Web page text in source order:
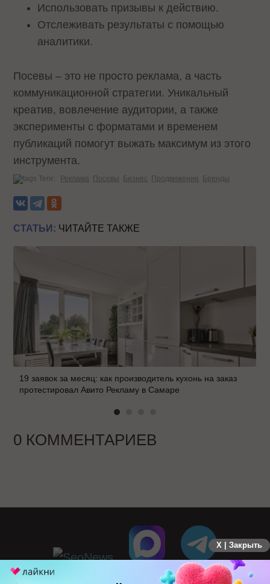
Использовать призывы к действию.
Отслеживать результаты с помощью
аналитики.
Посевы – это не просто реклама, а часть
коммуникационной стратегии. Уникальный
креатив, вовлечение аудитории, а также
эксперименты с форматами и временем
публикаций помогут выжать максимум из этого
инструмента.
Теги: Реклама Посевы Бизнес Продвижение Бренды
СТАТЬИ: ЧИТАЙТЕ ТАКЖЕ
19 заявок за месяц: как производитель кухонь на заказ
протестировал Авито Рекламу в Самаре
0 КОММЕНТАРИЕВ
X | Закрыть
ПЕРЕЙТИ НА ПОЛНУЮ ВЕРСИЮ